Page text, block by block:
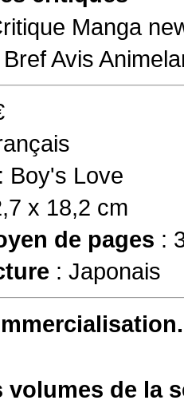
Manga
Avis
: Boy's Love
x 18,2 cm
de pages :
: Japonais
volumes de la